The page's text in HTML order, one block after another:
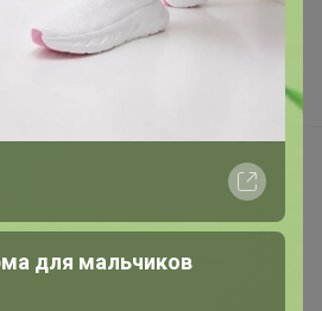
24-ok
для ваших изображений
случайных чисел
для мальчиков